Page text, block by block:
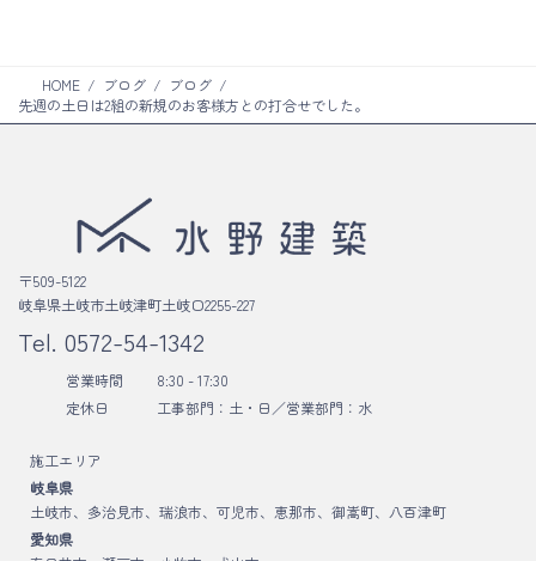
HOME ブログ
ブログ
先週の土日は2組の新規のお客様方との打合せでした。
〒509-5122
岐阜県土岐市土岐津町土岐口2255-227
Tel. 0572-54-1342
営業時間
8:30 - 17:30
定休日
工事部門：土・日／営業部門：水
施工エリア
岐阜県
土岐市、多治見市、瑞浪市、可児市、恵那市、御嵩町、八百津町
愛知県